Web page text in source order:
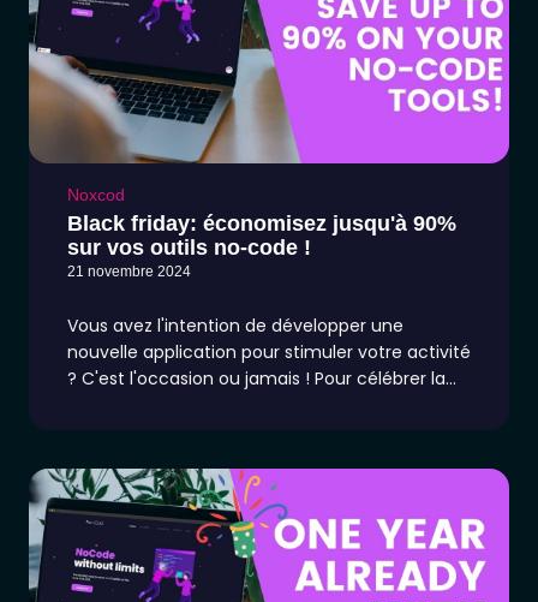
Noxcod
Black friday: économisez jusqu'à 90%
sur vos outils no-code !
21 novembre 2024
Vous avez l'intention de développer une
nouvelle application pour stimuler votre activité
? C'est l'occasion ou jamais ! Pour célébrer la